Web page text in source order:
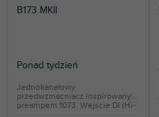
B173 MKII
Ponad tydzień
Jednokanałowy
przedwzmacniacz inspirowany
preampem 1073. Wejście DI (Hi-